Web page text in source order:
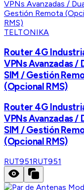
TELTONIKA
Router 4G
VPNs Avanzadas /
SIM / Gestión
(Opcional RMS)
Router 4G
VPNs Avanzadas /
SIM / Gestión
(Opcional RMS)
RUT951RUT951